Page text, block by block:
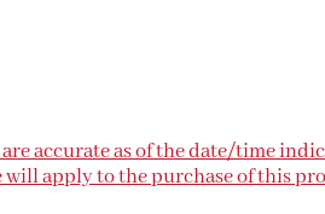
accurate as of the date/time
apply to the purchase of this